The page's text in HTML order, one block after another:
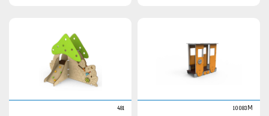
10083M
481